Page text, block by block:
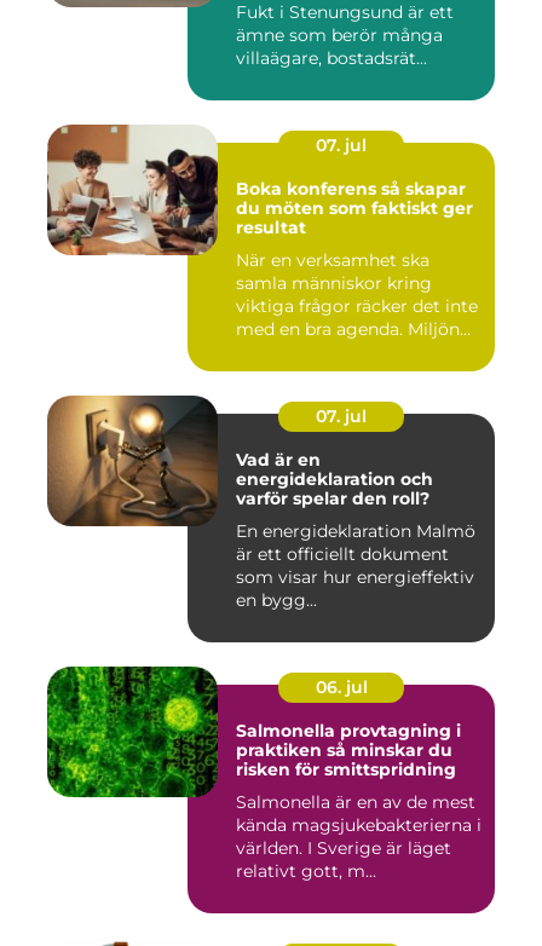
Fukt i Stenungsund är ett
ämne som berör många
villaägare, bostadsrät...
07. jul
Boka konferens så skapar
du möten som faktiskt ger
resultat
När en verksamhet ska
samla människor kring
viktiga frågor räcker det inte
med en bra agenda. Miljön...
07. jul
Vad är en
energideklaration och
varför spelar den roll?
En energideklaration Malmö
är ett officiellt dokument
som visar hur energieffektiv
en bygg...
06. jul
Salmonella provtagning i
praktiken så minskar du
risken för smittspridning
Salmonella är en av de mest
kända magsjukebakterierna i
världen. I Sverige är läget
relativt gott, m...